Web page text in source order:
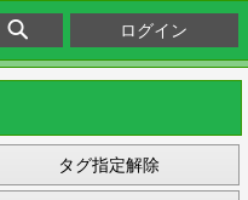
ログイン
タグ指定解除